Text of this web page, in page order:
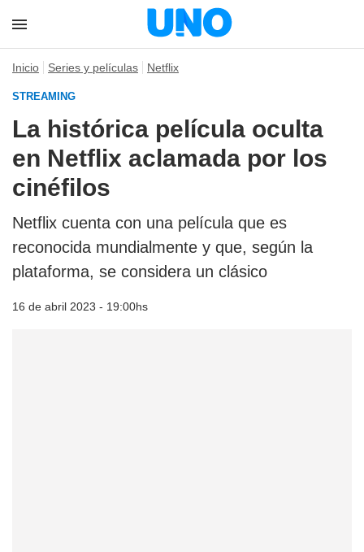
Inicio Series y películas Netflix
STREAMING
La histórica película oculta
en Netflix aclamada por los
cinéfilos
Netflix cuenta con una película que es
reconocida mundialmente y que, según la
plataforma, se considera un clásico
16 de abril 2023 - 19:00hs